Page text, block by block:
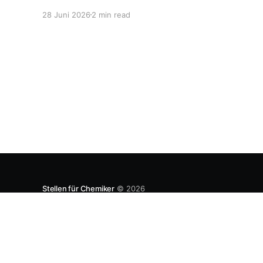
entwickeln. Diese Strategie ist von Toyota
28 Juni 2026 2 min read
Stellen für Chemiker © 2026